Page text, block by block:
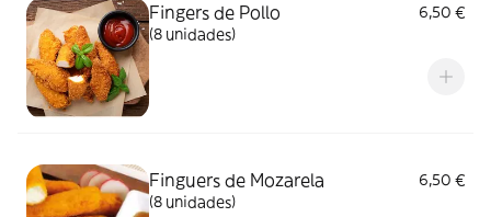
Fingers de Pollo
6,50 €
(8 unidades)
Finguers de Mozarela
6,50 €
(8 unidades)